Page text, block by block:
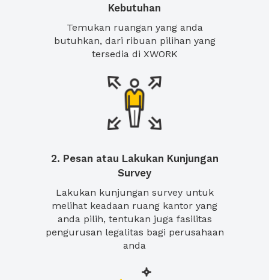
Kebutuhan
Temukan ruangan yang anda
butuhkan, dari ribuan pilihan yang
tersedia di XWORK
2. Pesan atau Lakukan Kunjungan
Survey
Lakukan kunjungan survey untuk
melihat keadaan ruang kantor yang
anda pilih, tentukan juga fasilitas
pengurusan legalitas bagi perusahaan
anda